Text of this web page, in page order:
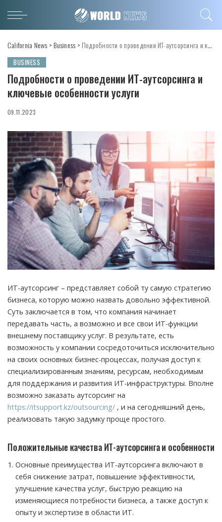
California News > Business > Подробности о проведении ИТ-аутсорсинга и ключевые особенности услуги
BUSINESS
Подробности о проведении ИТ-аутсорсинга и
ключевые особенности услуги
09.11.2023
ИТ-аутсорсинг – представляет собой ту самую стратегию
бизнеса, которую можно назвать довольно эффективной.
Суть заключается в том, что компания начинает
передавать часть, а возможно и все свои ИТ-функции
внешнему поставщику услуг. В результате, есть
возможность у компании сосредоточиться исключительно
на своих основных бизнес-процессах, получая доступ к
специализированным знаниям, ресурсам, необходимым
для поддержания и развития ИТ-инфраструктуры. Вполне
возможно заказать аутсорсинг на
https://itsupport.kz/outsourcing/ , и на сегодняшний день,
реализовать такую задумку проще простого.
Положительные качества ИТ-аутсорсинга и особенности
Основные преимущества ИТ-аутсорсинга включают в
себя снижение затрат, повышение эффективности,
улучшение качества услуг, быструю реакцию на
изменяющиеся потребности бизнеса, а также доступ к
опыту и экспертизе в области ИТ.